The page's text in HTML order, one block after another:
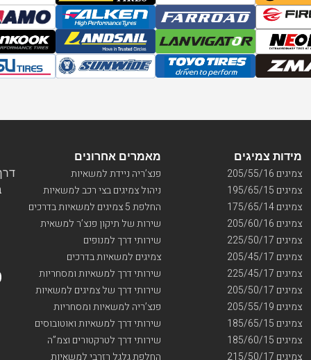
דרך
מאמרים אחרונים
פנצ’ריה ניידת למשאיות
ניהול צמיגים בצי רכב למשאיות
החלפת 5 צמיגים למשאיות בדרכים
שירות של תיקון פנצ’ר למשאית
שירותי דרך למנופים
צמיגים למשאיות בדרכים
שירותי דרך למשאיות ומסחריות
שירותי דרך של צמיגים למשאיות
פנצ’ריה למשאיות ומסחריות
שירותי דרך למשאיות ואוטובוסים
שירותי דרך לטרקטורים וצמ”ה
החלפת גלגל רזרבי למשאיות
מידות צמיגים
צמיגים 205/55/16
צמיגים 195/65/15
צמיגים 175/65/14
צמיגים 205/60/16
צמיגים 225/50/17
צמיגים 205/45/17
צמיגים 225/45/17
צמיגים 205/50/17
צמיגים 205/55/19
צמיגים 185/65/15
צמיגים 185/60/15
צמיגים 215/50/17